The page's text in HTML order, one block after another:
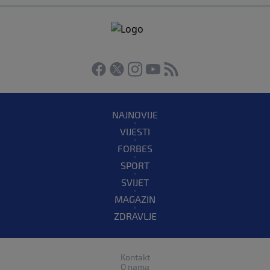
NAJNOVIJE
VIJESTI
FORBES
SPORT
SVIJET
MAGAZIN
ZDRAVLJE
Kontakt
O nama